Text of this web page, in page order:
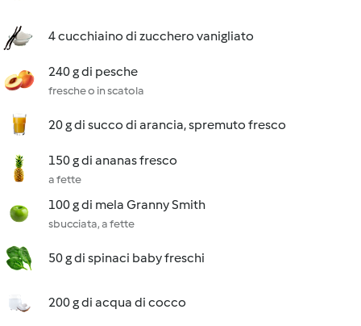
4 cucchiaino di zucchero vanigliato
240 g di pesche
fresche o in scatola
20 g di succo di arancia, spremuto fresco
150 g di ananas fresco
a fette
100 g di mela Granny Smith
sbucciata, a fette
50 g di spinaci baby freschi
200 g di acqua di cocco